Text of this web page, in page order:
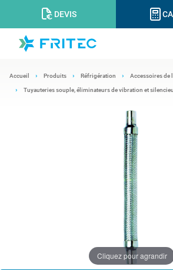
DEVIS
Accueil Produits Réfrigération Accessoires de
Tuyauteries souple, éliminateurs de vibration et
Cliquez pour agrandir